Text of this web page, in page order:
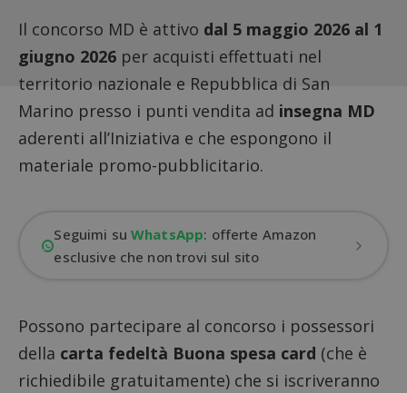
Il concorso MD è attivo dal 5 maggio 2026 al 1
giugno 2026 per acquisti effettuati nel
territorio nazionale e Repubblica di San
Marino presso i punti vendita ad insegna MD
aderenti all’Iniziativa e che espongono il
materiale promo-pubblicitario.
Seguimi suWhatsApp: offerte Amazon
esclusive che non trovi sul sito
Possono partecipare al concorso i possessori
della carta fedeltà Buona spesa card (che è
richiedibile gratuitamente) che si iscriveranno